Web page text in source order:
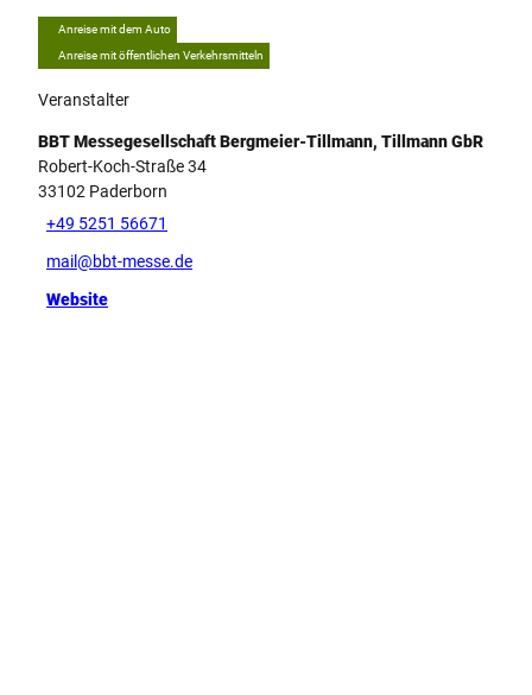
Anreise mit dem Auto
Anreise mit öffentlichen Verkehrsmitteln
Veranstalter
BBT Messegesellschaft Bergmeier-Tillmann, Tillmann GbR
Robert-Koch-Straße 34
33102 Paderborn
+49 5251 56671
mail@bbt-messe.de
Website